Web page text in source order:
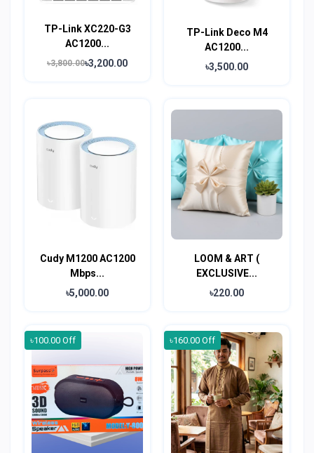
TP-Link XC220-G3
AC1200...
৳3,800.00৳3,200.00
TP-Link Deco M4
AC1200...
৳3,500.00
Cudy M1200 AC1200
Mbps...
৳5,000.00
LOOM & ART (
EXCLUSIVE...
৳220.00
৳100.00 Off ৳160.00 Off